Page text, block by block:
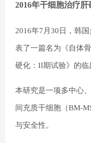
2016年干细胞治疗
2016年7月30日，韩
表了一篇名为《自体
硬化：II期试验》的临
本研究是一项多中心
间充质干细胞（BM-
与安全性。